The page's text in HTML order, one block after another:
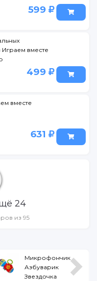
599
Играем вместе
499
вместе
631
24
из 95
Микрофончик
Азбуварик
Звездочка